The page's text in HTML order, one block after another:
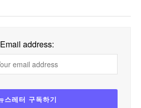
Email address: